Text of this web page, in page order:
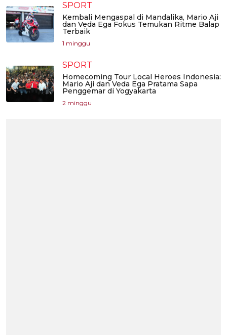
SPORT
Kembali Mengaspal di Mandalika, Mario Aji
dan Veda Ega Fokus Temukan Ritme Balap
Terbaik
1 minggu
SPORT
Homecoming Tour Local Heroes Indonesia:
Mario Aji dan Veda Ega Pratama Sapa
Penggemar di Yogyakarta
2 minggu